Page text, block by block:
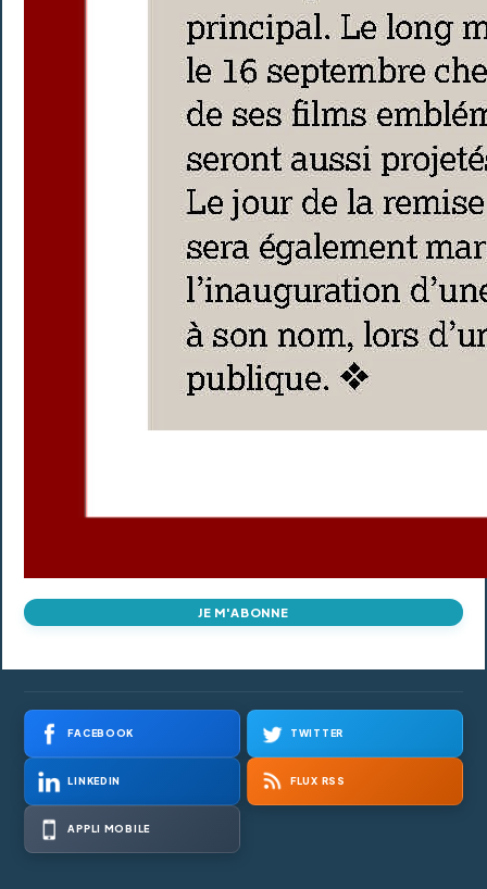
JE M'ABONNE
FACEBOOK TWITTER
LINKEDIN FLUX RSS
APPLI MOBILE